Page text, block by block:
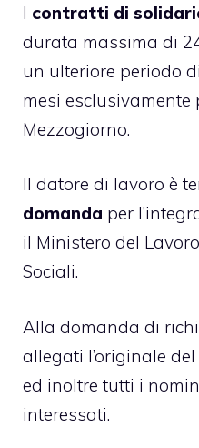
I contratti di
durata massima di
un ulteriore periodo
mesi esclusivamente
Mezzogiorno.
Il datore di lavoro è
domanda per
il Ministero del
Sociali.
Alla domanda di
allegati l’originale
ed inoltre tutti i
interessati.